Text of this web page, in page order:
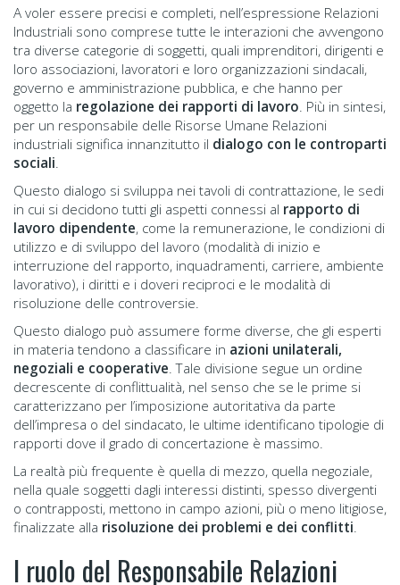
A voler essere precisi e completi, nell’espressione Relazioni
Industriali sono comprese tutte le interazioni che avvengono
tra diverse categorie di soggetti, quali imprenditori, dirigenti e
loro associazioni, lavoratori e loro organizzazioni sindacali,
governo e amministrazione pubblica, e che hanno per
oggetto la regolazione dei rapporti di lavoro. Più in sintesi,
per un responsabile delle Risorse Umane Relazioni
industriali significa innanzitutto il dialogo con le controparti
sociali.
Questo dialogo si sviluppa nei tavoli di contrattazione, le sedi
in cui si decidono tutti gli aspetti connessi al rapporto di
lavoro dipendente, come la remunerazione, le condizioni di
utilizzo e di sviluppo del lavoro (modalità di inizio e
interruzione del rapporto, inquadramenti, carriere, ambiente
lavorativo), i diritti e i doveri reciproci e le modalità di
risoluzione delle controversie.
Questo dialogo può assumere forme diverse, che gli esperti
in materia tendono a classificare in azioni unilaterali,
negoziali e cooperative. Tale divisione segue un ordine
decrescente di conflittualità, nel senso che se le prime si
caratterizzano per l’imposizione autoritativa da parte
dell’impresa o del sindacato, le ultime identificano tipologie di
rapporti dove il grado di concertazione è massimo.
La realtà più frequente è quella di mezzo, quella negoziale,
nella quale soggetti dagli interessi distinti, spesso divergenti
o contrapposti, mettono in campo azioni, più o meno litigiose,
finalizzate alla risoluzione dei problemi e dei conflitti.
l ruolo del Responsabile Relazioni